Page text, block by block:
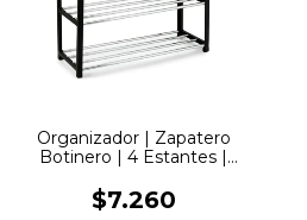
Organizador | Zapatero
Botinero | 4 Estantes |
$7.260